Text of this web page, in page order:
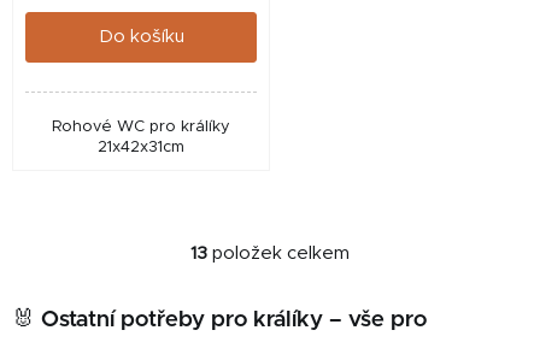
cena:
Do košíku
Rohové WC pro králíky
21x42x31cm
O
l
13 položek celkem
🐰 Ostatní potřeby pro králíky – vše pro